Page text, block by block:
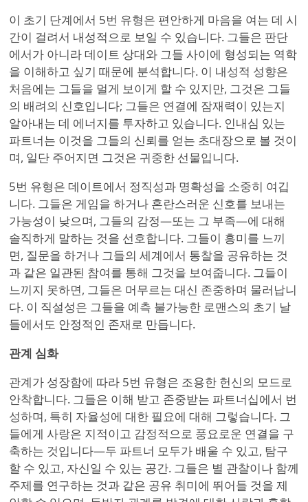
이 초기 단계에서 5번 유형은 편안하게 마음을 여는 데 시
간이 걸려서 내성적으로 보일 수 있습니다. 그들은 판단
에서가 아니라 데이트 상대와 그들 사이에 형성되는 역학
을 이해하고 싶기 때문에 분석합니다. 이 내성적 성향은
처음에는 그들을 멀게 보이게 할 수 있지만, 그것은 그들
의 배려의 신호입니다; 그들은 연결에 잠재력이 있는지
알아내는 데 에너지를 투자하고 있습니다. 인내심 있는
파트너는 이것을 그들의 신뢰를 얻는 초대장으로 볼 것이
며, 일단 주어지면 그것은 귀중한 선물입니다.
5번 유형은 데이트에서 정직성과 명확성을 소중히 여깁
니다. 그들은 게임을 하거나 혼란스러운 신호를 보내는
가능성이 낮으며, 그들의 감정—또는 그 부족—에 대해
솔직하게 말하는 것을 선호합니다. 그들이 흥미를 느끼
면, 질문을 하거나 그들의 세계에서 통찰을 공유하는 것
과 같은 일관된 참여를 통해 그것을 보여줍니다. 그들이
느끼지 못하면, 그들은 머무르는 대신 존중하며 물러납니
다. 이 직설성은 그들을 예측 불가능한 로맨스의 초기 날
들에서도 안정적인 존재로 만듭니다.
관계 심화
관계가 성장함에 따라 5번 유형은 조용한 헌신의 모드로
안착합니다. 그들은 이해 받고 존중받는 파트너십에서 번
성하며, 특히 자율성에 대한 필요에 대해 그렇습니다. 그
들에게 사랑은 지적이고 감정적으로 풍요로운 연결을 구
축하는 것입니다—두 파트너 모두가 배울 수 있고, 탐구
할 수 있고, 자신일 수 있는 공간. 그들은 별 관찰이나 함께
주제를 연구하는 것과 같은 공유 취미에 뛰어들 것을 제